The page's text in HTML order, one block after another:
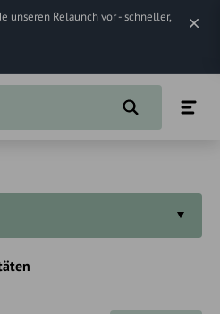
unseren Relaunch vor - schneller,